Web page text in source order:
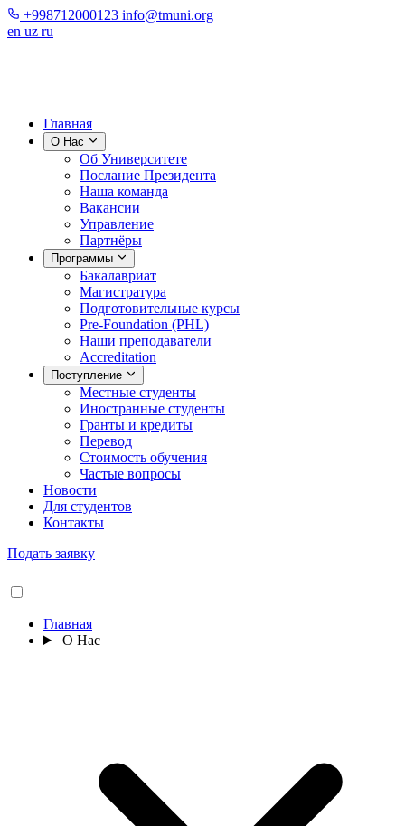
+998712000123 info@tmuni.org
en uz ru
Главная
О Нас
Об Университете
Послание Президента
Наша команда
Вакансии
Управление
Партнёры
Программы
Бакалавриат
Магистратура
Подготовительные курсы
Pre-Foundation (PHL)
Наши преподаватели
Accreditation
Поступление
Местные студенты
Иностранные студенты
Гранты и кредиты
Перевод
Стоимость обучения
Частые вопросы
Новости
Для студентов
Контакты
Подать заявку
Главная
О Нас